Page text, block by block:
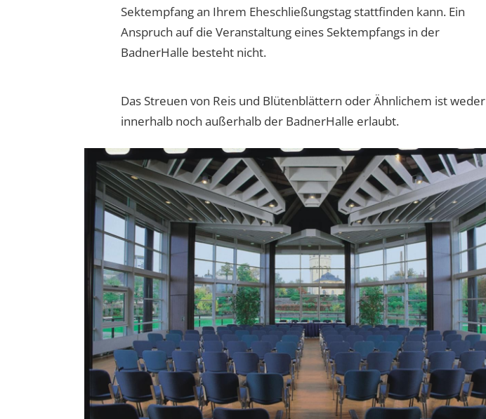
Sektempfang an Ihrem Eheschließungstag stattfinden kann. Ein
Anspruch auf die Veranstaltung eines Sektempfangs in der
BadnerHalle besteht nicht.
Das Streuen von Reis und Blütenblättern oder Ähnlichem ist weder
innerhalb noch außerhalb der BadnerHalle erlaubt.